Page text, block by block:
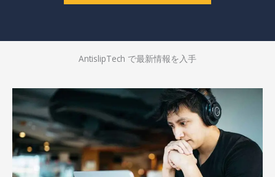
AntislipTech で最新情報を入手